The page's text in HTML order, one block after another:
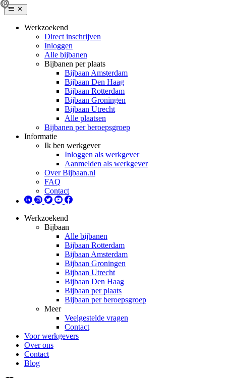
Werkzoekend
Direct inschrijven
Inloggen
Alle bijbanen
Bijbanen per plaats
Bijbaan Amsterdam
Bijbaan Den Haag
Bijbaan Rotterdam
Bijbaan Groningen
Bijbaan Utrecht
Alle plaatsen
Bijbanen per beroepsgroep
Informatie
Ik ben werkgever
Inloggen als werkgever
Aanmelden als werkgever
Over Bijbaan.nl
FAQ
Contact
Werkzoekend
Bijbaan
Alle bijbanen
Bijbaan Rotterdam
Bijbaan Amsterdam
Bijbaan Groningen
Bijbaan Utrecht
Bijbaan Den Haag
Bijbaan per plaats
Bijbaan per beroepsgroep
Meer
Veelgestelde vragen
Contact
Voor werkgevers
Over ons
Contact
Blog